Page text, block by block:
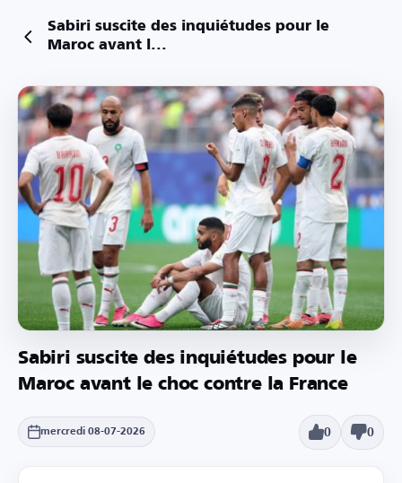
Sabiri suscite des inquiétudes pour le
Maroc avant l...
Sabiri suscite des inquiétudes pour le
Maroc avant le choc contre la France
mercredi 08-07-2026 0 0